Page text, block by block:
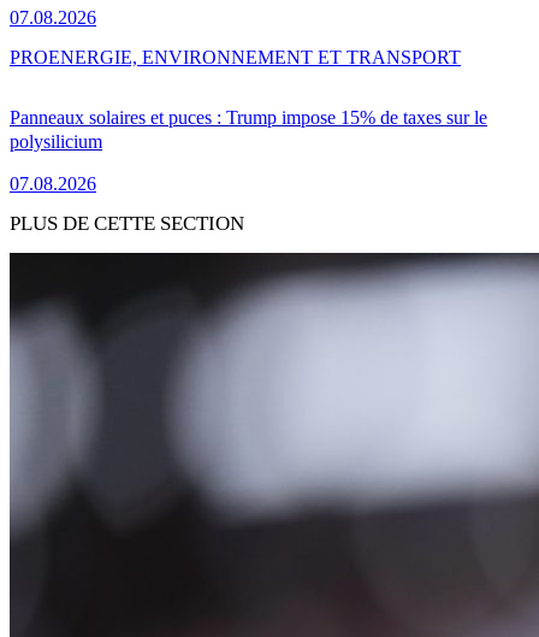
07.08.2026
Panneaux solaires et puces : Trump impose 15% de taxes sur le
polysilicium
07.08.2026
PROENERGIE, ENVIRONNEMENT ET TRANSPORT
PLUS DE CETTE SECTION